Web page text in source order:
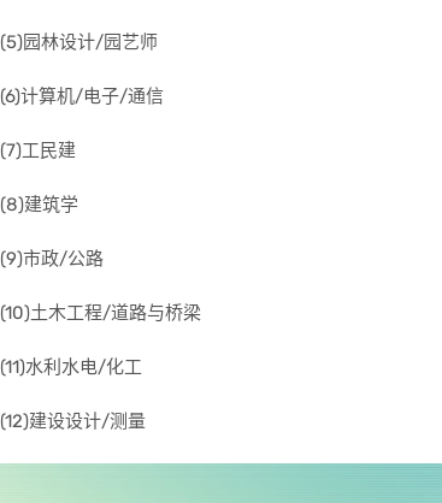
(5)园林设计/园艺师
(6)计算机/电子/通信
(7)工民建
(8)建筑学
(9)市政/公路
(10)土木工程/道路与桥梁
(11)水利水电/化工
(12)建设设计/测量